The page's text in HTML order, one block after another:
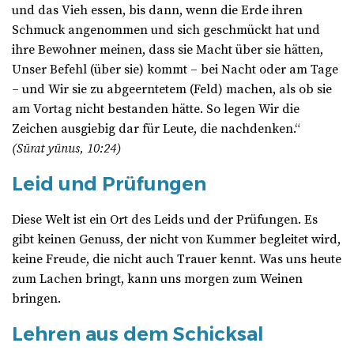
und das Vieh essen, bis dann, wenn die Erde ihren
Schmuck angenommen und sich geschmückt hat und
ihre Bewohner meinen, dass sie Macht über sie hätten,
Unser Befehl (über sie) kommt – bei Nacht oder am Tage
– und Wir sie zu abgeerntetem (Feld) machen, als ob sie
am Vortag nicht bestanden hätte. So legen Wir die
Zeichen ausgiebig dar für Leute, die nachdenken.“
(Sūrat yūnus, 10:24)
Leid und Prüfungen
Diese Welt ist ein Ort des Leids und der Prüfungen. Es
gibt keinen Genuss, der nicht von Kummer begleitet wird,
keine Freude, die nicht auch Trauer kennt. Was uns heute
zum Lachen bringt, kann uns morgen zum Weinen
bringen.
Lehren aus dem Schicksal